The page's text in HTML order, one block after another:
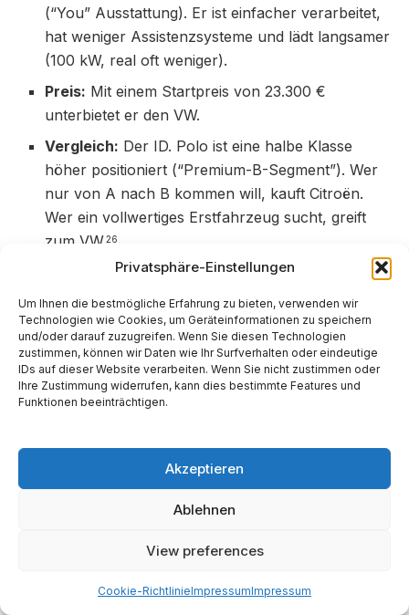
Privatsphäre-Einstellungen
Um Ihnen die bestmögliche Erfahrung zu bieten, verwenden wir
Technologien wie Cookies, um Geräteinformationen zu speichern
und/oder darauf zuzugreifen. Wenn Sie diesen Technologien
zustimmen, können wir Daten wie Ihr Surfverhalten oder eindeutige
IDs auf dieser Website verarbeiten. Wenn Sie nicht zustimmen oder
Ihre Zustimmung widerrufen, kann dies bestimmte Features und
Funktionen beeinträchtigen.
Akzeptieren
Ablehnen
View preferences
Cookie-RichtlinieImpressumImpressum
(“You” Ausstattung). Er ist einfacher verarbeitet,
hat weniger Assistenzsysteme und lädt langsamer
(100 kW, real oft weniger).
Preis: Mit einem Startpreis von 23.300 €
unterbietet er den VW.
Vergleich: Der ID. Polo ist eine halbe Klasse
höher positioniert (“Premium-B-Segment”). Wer
nur von A nach B kommen will, kauft Citroën.
Wer ein vollwertiges Erstfahrzeug sucht, greift
zum VW.26
Raval
Der interne Wettbewerb ist scharf kalkuliert.
Skoda Epiq:Ein Mini-SUV (ca. 4,10m). Bietet noch
mehr Platz und “Simply Clever” Features. Könnte
Der “Rebel”. Sportlicher
eine jüngere, weniger preissensible Zielgruppe an,
die den VW als zu “brav” empfindet.